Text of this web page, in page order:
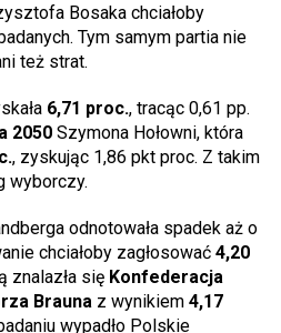
Bosaka chciałoby
Tym samym partia nie
też strat.
6,71 proc., tracąc 0,61 pp.
2050 Szymona Hołowni, która
, zyskując 1,86 pkt proc. Z takim
wyborczy.
odnotowała spadek aż o
chciałoby zagłosować 4,20
znalazła się Konfederacja
Brauna z wynikiem 4,17
wypadło Polskie